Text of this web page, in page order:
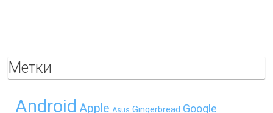
Метки
Android Apple Asus Gingerbread Google